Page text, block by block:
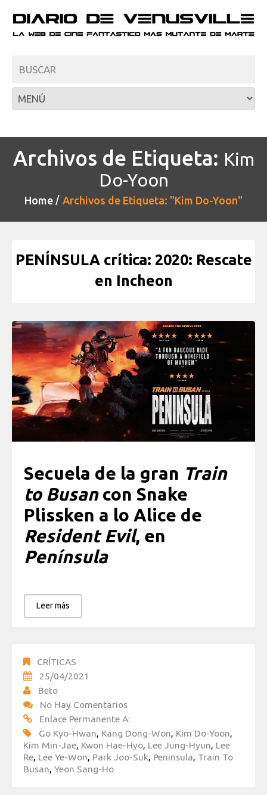
Archivos de Etiqueta: Kim
Do-Yoon
Home Archivos de Etiqueta: "Kim Do-Yoon"
PENÍNSULA crítica: 2020: Rescate
en Incheon
Secuela de la gran Train
to Busancon Snake
Plissken a lo Alice de
Resident Evil, en
Península
Leer más
CRÍTICAS
25/04/2021
Beto
No Hay Comentarios
Enlace Permanente A:
Go Kyo-Hwan, Kang Dong-Won, Kim Do-Yoon,
Kim Min-Jae, Kwon Hae-Hyo, Lee Jung-Hyun, Lee
Re, Lee Ye-Won, Park Joo-Suk, Peninsula, Train To
Busan, Yeon Sang-Ho